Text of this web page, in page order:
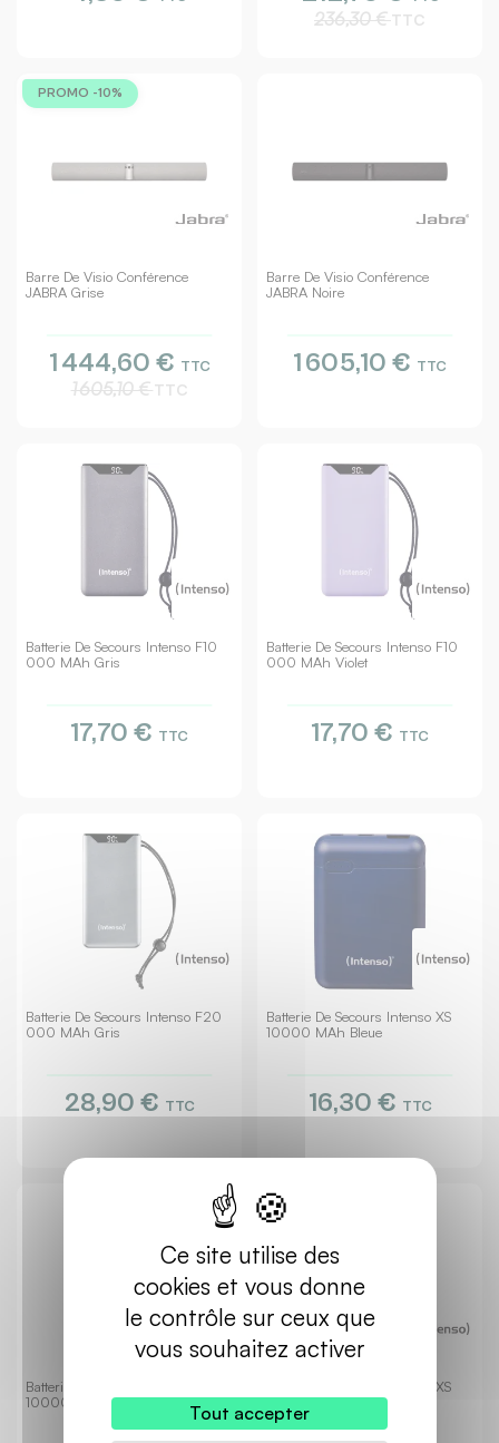
Ce site utilise des
cookies et vous donne
le contrôle sur ceux que
vous souhaitez activer
Tout accepter
236,30 €TTC
Barre De Visio Conférence
JABRA Grise
PROMO -10%
1 605,10 €TTC
1 444,60 € TTC
Barre De Visio Conférence
JABRA Noire
1 605,10 € TTC
Batterie De Secours Intenso F10
000 MAh Gris
17,70 € TTC
Batterie De Secours Intenso F10
000 MAh Violet
17,70 € TTC
Batterie De Secours Intenso F20
000 MAh Gris
28,90 € TTC
Batterie De Secours Intenso XS
10000 MAh Bleue
16,30 € TTC
Batterie De Secours Intenso XS
10000 MAh Noire
Batterie De Secours Intenso XS
10000 MAh Rose